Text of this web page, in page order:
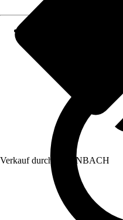
Verkauf durch: HORNBACH